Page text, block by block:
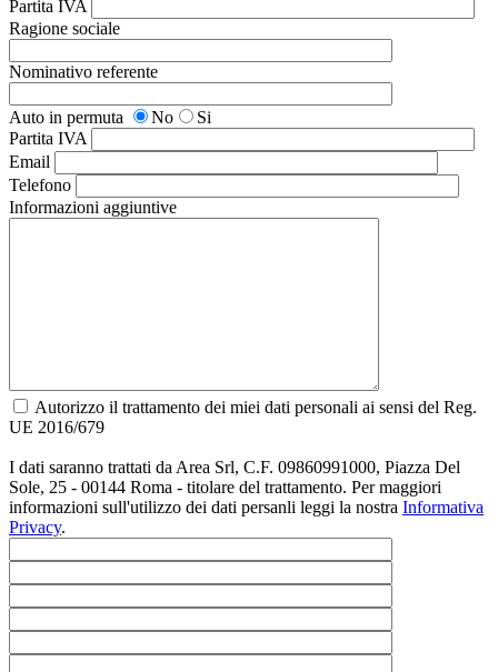
Partita IVA
Ragione sociale
Nominativo referente
Auto in permuta No
Si
Partita IVA
Email
Telefono
Informazioni aggiuntive
Autorizzo il trattamento dei miei dati personali ai sensi del Reg.
UE 2016/679
I dati saranno trattati da Area Srl, C.F. 09860991000, Piazza Del
Sole, 25 - 00144 Roma - titolare del trattamento. Per maggiori
informazioni sull'utilizzo dei dati persanli leggi la nostra Informativa
Privacy.